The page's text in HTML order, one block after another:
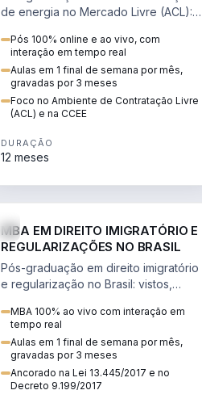
de energia no Mercado Livre (ACL):
risco e migração de clientes.
Pós 100% online e ao vivo, com
interação em tempo real
Aulas em 1 final de semana por mês,
gravadas por 3 meses
Foco no Ambiente de Contratação Livre
(ACL) e na CCEE
DURAÇÃO
12 meses
MBA EM DIREITO IMIGRATÓRIO E
REGULARIZAÇÕES NO BRASIL
Pós-graduação em direito imigratório
e regularização no Brasil: vistos,
tributação do imigrante.
MBA 100% ao vivo com interação em
tempo real
Aulas em 1 final de semana por mês,
gravadas por 3 meses
Ancorado na Lei 13.445/2017 e no
Decreto 9.199/2017